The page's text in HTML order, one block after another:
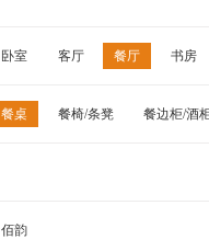
卧室 客厅 餐厅 书房
餐桌 餐椅/条凳 餐边柜/酒
佰韵